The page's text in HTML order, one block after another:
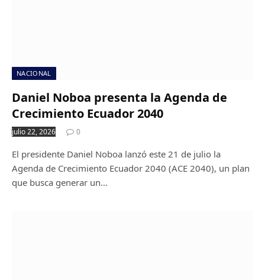
NACIONAL
Daniel Noboa presenta la Agenda de
Crecimiento Ecuador 2040
julio 22, 2026 0
El presidente Daniel Noboa lanzó este 21 de julio la
Agenda de Crecimiento Ecuador 2040 (ACE 2040), un plan
que busca generar un…